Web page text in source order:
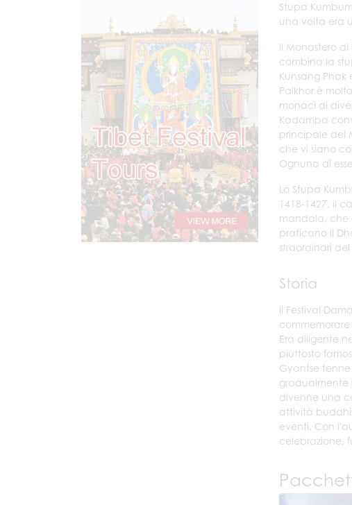
Stupa
una volta era
Il Monastero
combina la
Kunsang Phak
Palkhor è
monaci di
Kadampa
principale del
che vi siano
Ognuna di
Lo Stupa
1418-1427, il
mandala, che
praticano il
straordinari del
Storia
Il Festival
commemorare
Era diligente
piuttosto
Gyantse
gradualmente
divenne una
attività
eventi. Con
celebrazione,